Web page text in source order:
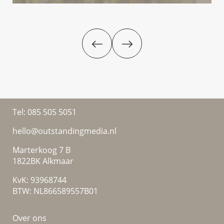
Tel: 085 505 5051
hello@outstandingmedia.nl
Marterkoog 7 B
1822BK Alkmaar
KvK: 93968744
BTW: NL866589557B01
Over ons